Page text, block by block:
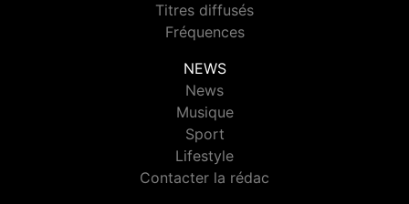
Titres diffusés
Fréquences
NEWS
News
Musique
Sport
Lifestyle
Contacter la rédac